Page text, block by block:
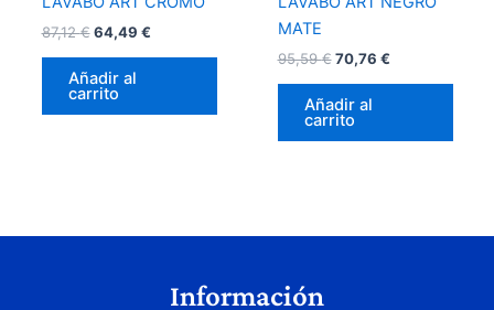
87,12€ 64,49 €
Añadir al
carrito
MATE
95,59€ 70,76 €
Añadir al
carrito
Información